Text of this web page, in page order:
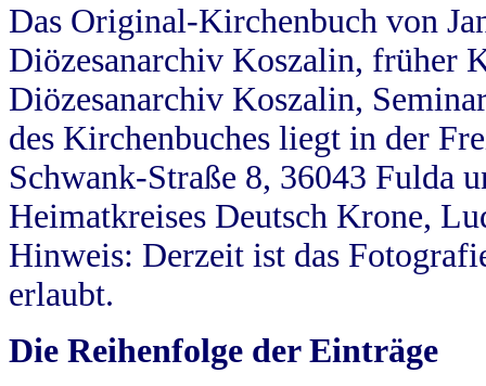
Das Original-Kirchenbuch von
Diözesanarchiv Koszalin, früher
Diözesanarchiv Koszalin,
des Kirchenbuches liegt in der
Schwank-Straße 8, 36043 Fulda
Heimatkreises Deutsch Krone,
Hinweis: Derzeit ist das
erlaubt.
Die Reihenfolge der Einträge